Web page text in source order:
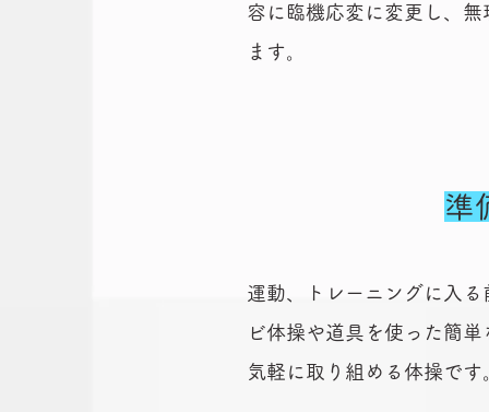
容に臨機応変に変更し、
ます。
準
運動、トレーニングに入
ビ体操や道具を使った簡
気軽に取り組める体操です